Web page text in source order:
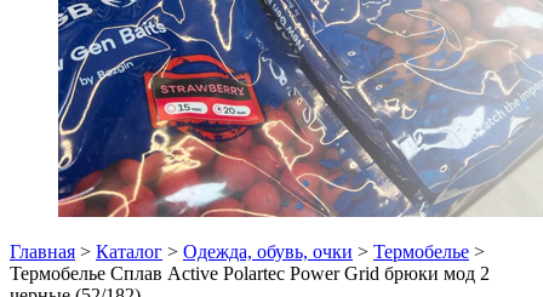
Главная > Каталог > Одежда, обувь, очки > Термобелье >
Термобелье Сплав Active Polartec Power Grid брюки мод 2